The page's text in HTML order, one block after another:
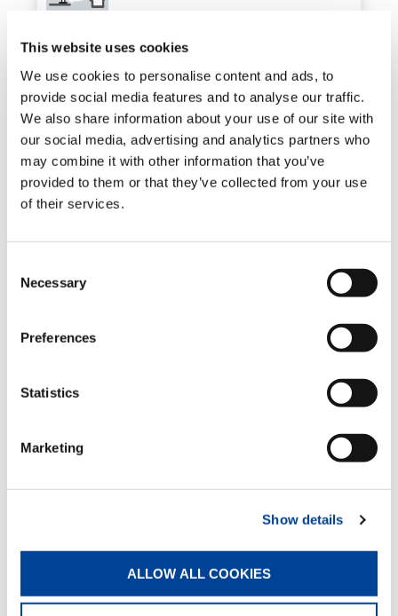
This website uses cookies
We use cookies to personalise content and ads, to
provide social media features and to analyse our traffic.
We also share information about your use of our site with
our social media, advertising and analytics partners who
may combine it with other information that you’ve
provided to them or that they’ve collected from your use
of their services.
Selection
Necessary
Preferences
Statistics
Marketing
Show details
ALLOW ALL COOKIES
Manuelle teleskopierbare
Abstützträger
Standard
Funkfernsteuerung multifunktional
Standard